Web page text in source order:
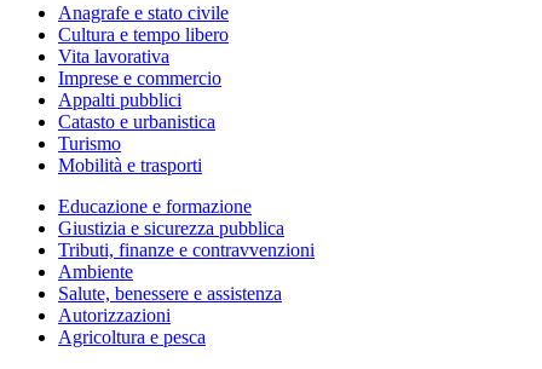
Anagrafe e stato civile
Cultura e tempo libero
Vita lavorativa
Imprese e commercio
Appalti pubblici
Catasto e urbanistica
Turismo
Mobilità e trasporti
Educazione e formazione
Giustizia e sicurezza pubblica
Tributi, finanze e contravvenzioni
Ambiente
Salute, benessere e assistenza
Autorizzazioni
Agricoltura e pesca